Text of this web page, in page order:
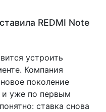
REDMI Note
устроить
Компания
поколение
и уже по первым
ставка снова